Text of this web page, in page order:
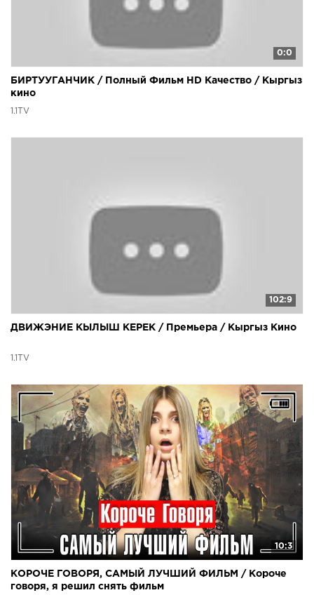
0:0
БИРТУУГАНЧИК / Полный Фильм HD Качество / Кыргыз
кино
1.1TV
102:9
ДВИЖЭНИЕ КЫЛЫШ КЕРЕК / Премьера / Кыргыз Кино
1.1TV
10:3
КОРОЧЕ ГОВОРЯ, САМЫЙ ЛУЧШИЙ ФИЛЬМ / Короче
говоря, я решил снять фильм